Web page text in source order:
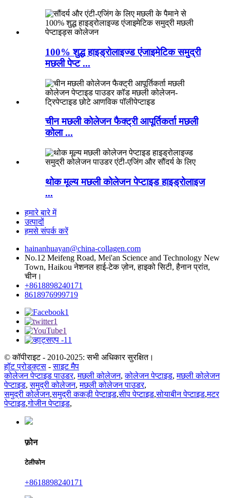
100% शुद्ध हाइड्रोलाइज्ड एंजाइमेटिक समुद्री
मछली पेप्ट ...
चीन मछली कोलेजन फैक्ट्री आपूर्तिकर्ता मछली
कोला ...
थोक मूल्य मछली कोलेजन पेप्टाइड हाइड्रोलाइज
...
हमारे बारे में
उत्पादों
हमसे संपर्क करें
hainanhuayan@china-collagen.com
No.12 Meifeng Road, Mei'an Science and Technology New
Town, Haikou नेशनल हाई-टेक ज़ोन, हाइको सिटी, हैनान प्रांत,
चीन।
+8618898240171
8618976999719
© कॉपीराइट - 2010-2025: सभी अधिकार सुरक्षित।
हॉट प्रोडक्ट्स -साइट मैप
कोलेजन पेप्टाइड पाउडर,मछली कोलेजन,कोलेजन पेप्टाइड,मछली कोलेजन
पेप्टाइड,समुद्री कोलेजन,मछली कोलेजन पाउडर,
समुद्री कोलेजन,समुद्री ककड़ी पेप्टाइड,सीप पेप्टाइड,सोयाबीन पेप्टाइड,मटर
पेप्टाइड,गोजीन पेप्टाइड,
फ़ोन
टेलीफोन
+8618898240171